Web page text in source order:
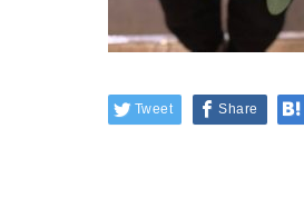
Tweet Share